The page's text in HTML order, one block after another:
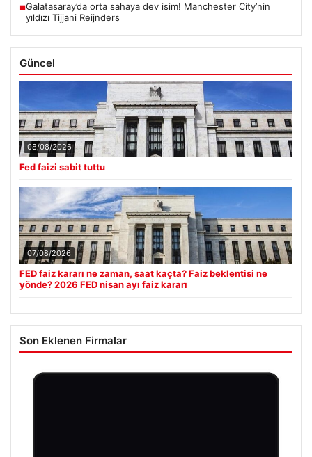
■Galatasaray’da orta sahaya dev isim! Manchester City’nin
yıldızı Tijjani Reijnders
Güncel
08/08/2026
Fed faizi sabit tuttu
07/08/2026
FED faiz kararı ne zaman, saat kaçta? Faiz beklentisi ne
yönde? 2026 FED nisan ayı faiz kararı
Son Eklenen Firmalar